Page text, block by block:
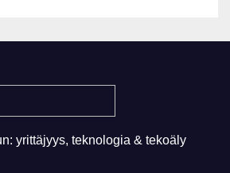
yrittäjyys, teknologia & tekoäly